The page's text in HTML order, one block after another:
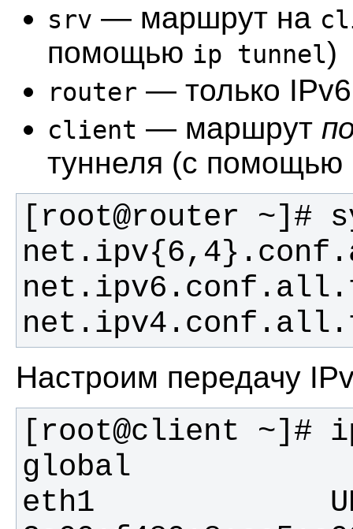
srv — маршрут на
помощью ip tunnel)
router — только
client — маршрут
туннеля (с помощью
[root@router ~]#
Настроим передачу
[root@client ~]#
eth1